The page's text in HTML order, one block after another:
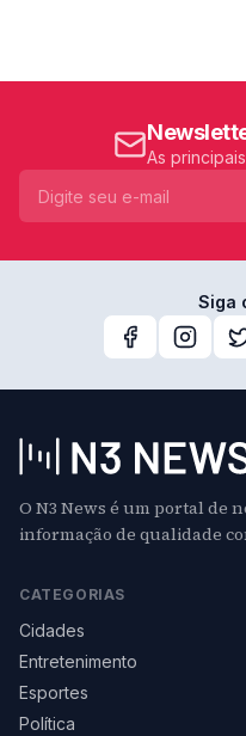
As
Siga
O N3 News é um portal de
informação de qualidade
CATEGORIAS
Cidades
Entretenimento
Esportes
Política